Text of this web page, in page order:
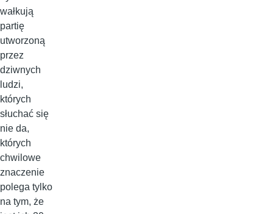
wałkują
partię
utworzoną
przez
dziwnych
ludzi,
których
słuchać się
nie da,
których
chwilowe
znaczenie
polega tylko
na tym, że